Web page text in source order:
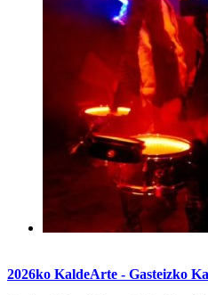
2026ko KaldeArte - Gasteizko